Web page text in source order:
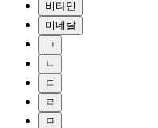
비타민
미네랄
ㄱ
ㄴ
ㄷ
ㄹ
ㅁ